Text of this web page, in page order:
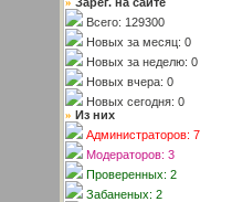
»
Всего: 129300
Новых за месяц: 0
Новых за неделю: 0
Новых вчера: 0
Новых сегодня: 0
» Из них
Администраторов: 7
Модераторов: 3
Проверенных: 2
Забаненых: 2